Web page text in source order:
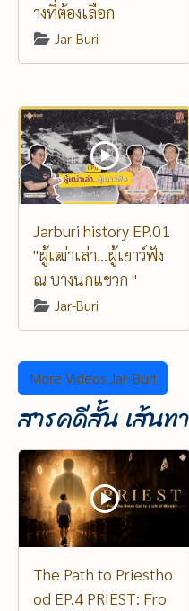
างที่ต้องเลือก
Jar-Buri
Jarburi history EP.01
"ผู้เฒ่าเล่า...ผู้เยาว์ฟัง
ณ บางนกแขวก "
Jar-Buri
More Videos Jar-Buri
สารคดีสั้น เส้นท
The Path to Priestho
od EP.4 PRIEST: Fro